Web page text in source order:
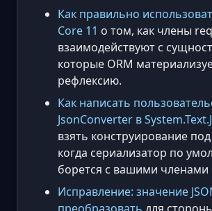
Как правильно
Core 11 о том, как члены
взаимодействуют с
которые ORM
рефлексию.
Как написать
JsonConverter в
взять конструирование
когда сериализатор по
борется с вашими
Исправление: значение